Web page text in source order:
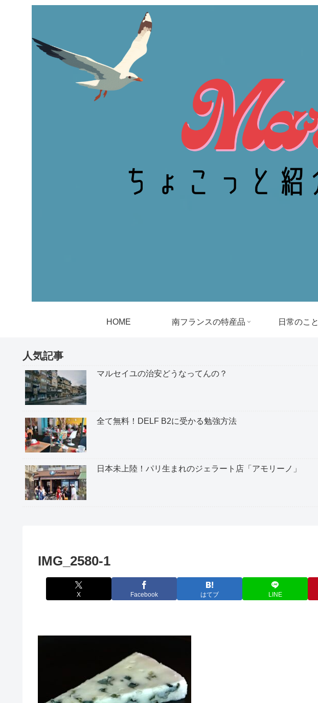
HOME 南フランスの特産品 日常のこと
人気記事
マルセイユの治安どうなってんの？
全て無料！DELF B2に受かる勉強方法
日本未上陸！パリ生まれのジェラート店「アモリーノ」
IMG_2580-1
X Facebook はてブ LINE